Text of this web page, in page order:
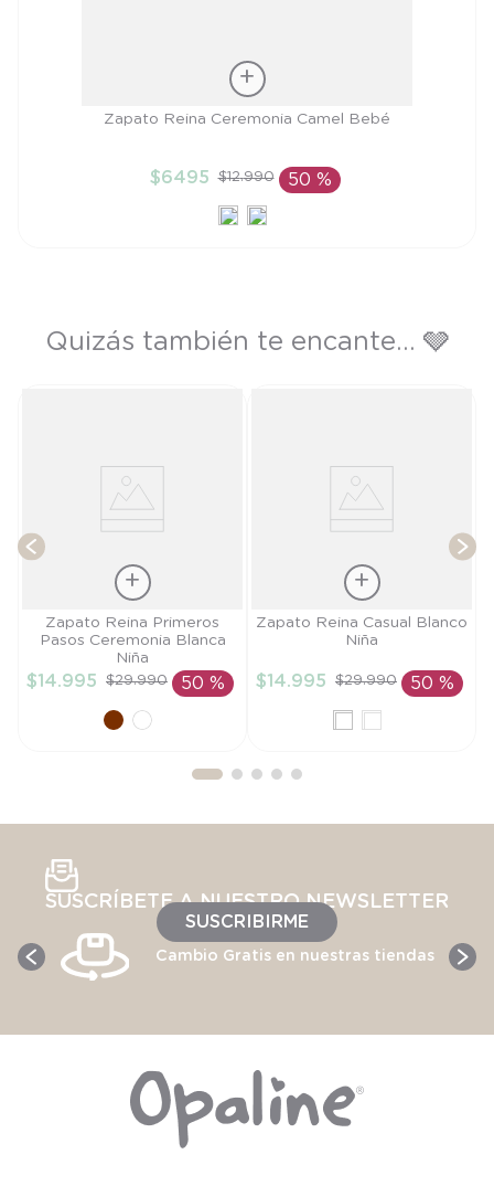
AÑADIR AL CARRITO
Zapato Reina Ceremonia Camel Bebé
$6495 $12.990 50 %
Quizás también te encante... 🩶
Talla
AÑADIR AL
CARRITO
Zapato Reina Primeros
Pasos Ceremonia Blanca
Niña
$14.995 $29.990 50 %
Talla
AÑADIR AL
CARRITO
Zapato Reina Casual Blanco
Niña
$14.995 $29.990 50 %
SUSCRÍBETE A NUESTRO NEWSLETTER
SUSCRIBIRME
Cambio Gratis en nuestras tiendas